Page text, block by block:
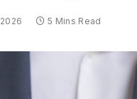
5 Mins Read